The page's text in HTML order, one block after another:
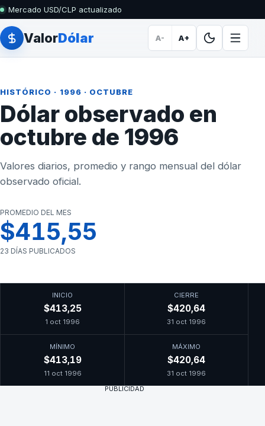
Mercado USD/CLP actualizado
ValorDólar A- A+
HISTÓRICO · 1996 · OCTUBRE
Dólar observado en
octubre de 1996
Valores diarios, promedio y rango mensual del dólar
observado oficial.
PROMEDIO DEL MES
$415,55
23 DÍAS PUBLICADOS
INICIO
$413,25
1 oct 1996
CIERRE
$420,64
31 oct 1996
MÍNIMO
$413,19
11 oct 1996
MÁXIMO
$420,64
31 oct 1996
PUBLICIDAD